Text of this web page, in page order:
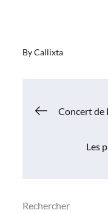
ByCallixta
Concert de
Les
Rechercher